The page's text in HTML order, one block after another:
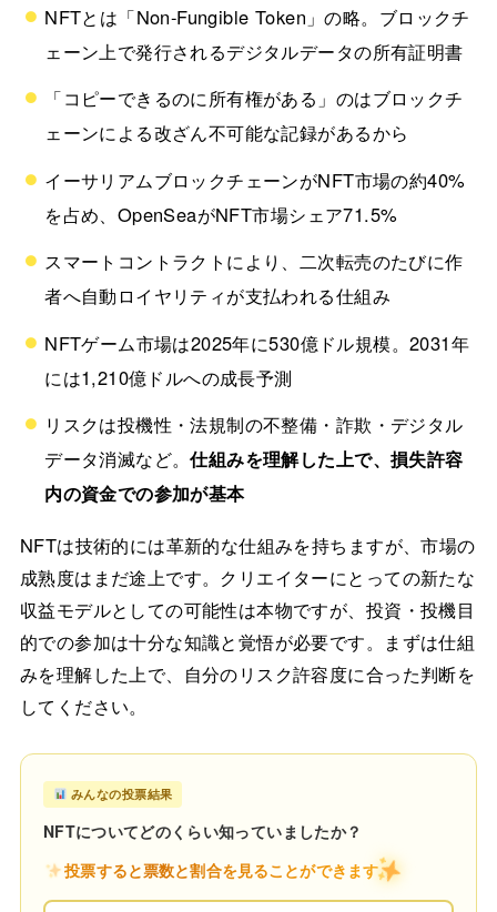
NFTとは「Non-Fungible Token」の略。ブロックチ
ェーン上で発行されるデジタルデータの所有証明書
「コピーできるのに所有権がある」のはブロックチ
ェーンによる改ざん不可能な記録があるから
イーサリアムブロックチェーンがNFT市場の約40%
を占め、OpenSeaがNFT市場シェア71.5%
スマートコントラクトにより、二次転売のたびに作
者へ自動ロイヤリティが支払われる仕組み
NFTゲーム市場は2025年に530億ドル規模。2031年
には1,210億ドルへの成長予測
リスクは投機性・法規制の不整備・詐欺・デジタル
データ消滅など。仕組みを理解した上で、損失許容
内の資金での参加が基本
NFTは技術的には革新的な仕組みを持ちますが、市場の
成熟度はまだ途上です。クリエイターにとっての新たな
収益モデルとしての可能性は本物ですが、投資・投機目
的での参加は十分な知識と覚悟が必要です。まずは仕組
みを理解した上で、自分のリスク許容度に合った判断を
してください。
みんなの投票結果
NFTについてどのくらい知っていましたか？
投票すると票数と割合を見ることができます